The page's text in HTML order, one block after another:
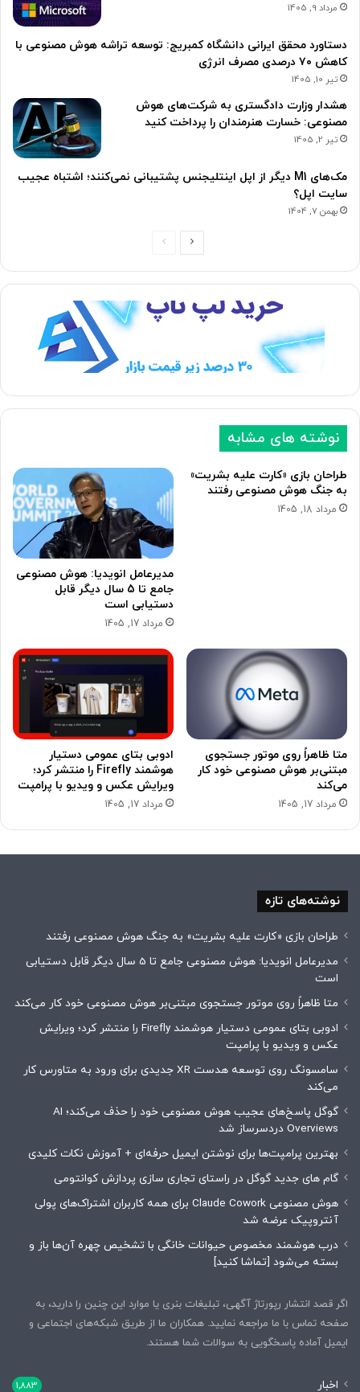
مرداد 9, 1405
دستاورد محقق ایرانی دانشگاه کمبریج: توسعه تراشه هوش مصنوعی با
کاهش ۷۰ درصدی مصرف انرژی
تیر 10, 1405
هشدار وزارت دادگستری به شرکت‌های هوش
مصنوعی: خسارت هنرمندان را پرداخت کنید
تیر 2, 1405
مک‌های M1 دیگر از اپل اینتلیجنس پشتیبانی نمی‌کنند؛ اشتباه عجیب
سایت اپل؟
بهمن 7, 1404
ح
ه
ی
ح
ه
ی
نوشته های مشابه
طراحان بازی «کارت علیه بشریت»
به جنگ هوش مصنوعی رفتند
مرداد 18, 1405
مدیرعامل انویدیا: هوش مصنوعی
جامع تا 5 سال دیگر قابل
دستیابی است
مرداد 17, 1405
متا ظاهراً روی موتور جستجوی
مبتنی‌بر هوش مصنوعی خود کار
می‌کند
مرداد 17, 1405
ادوبی بتای عمومی دستیار
هوشمند Firefly را منتشر کرد؛
ویرایش عکس و ویدیو با پرامپت
مرداد 17, 1405
نوشته‌های تازه
طراحان بازی «کارت علیه بشریت» به جنگ هوش مصنوعی رفتند
مدیرعامل انویدیا: هوش مصنوعی جامع تا 5 سال دیگر قابل دستیابی
است
متا ظاهراً روی موتور جستجوی مبتنی‌بر هوش مصنوعی خود کار می‌کند
ادوبی بتای عمومی دستیار هوشمند Firefly را منتشر کرد؛ ویرایش
عکس و ویدیو با پرامپت
سامسونگ روی توسعه هدست XR جدیدی برای ورود به متاورس کار
می‌کند
گوگل پاسخ‌های عجیب هوش مصنوعی خود را حذف می‌کند؛ AI
Overviews دردسرساز شد
بهترین پرامپت‌ها برای نوشتن ایمیل حرفه‌ای + آموزش نکات کلیدی
گام های جدید گوگل در راستای تجاری سازی پردازش کوانتومی
هوش مصنوعی Claude Cowork برای همه کاربران اشتراک‌های پولی
آنتروپیک عرضه شد
درب هوشمند مخصوص حیوانات خانگی با تشخیص چهره آن‌ها باز و
بسته می‌شود [تماشا کنید]
اگر قصد انتشار رپورتاژ آگهی، تبلیغات بنری یا موارد این چنین را دارید، به
صفحه تماس با ما مراجعه نمایید. همکاران ما از طریق شبکه‌های اجتماعی و
ایمیل آماده پاسخگویی به سوالات شما هستند.
اخبار 1,883